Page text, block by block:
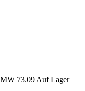
MW 73.09 Auf Lager